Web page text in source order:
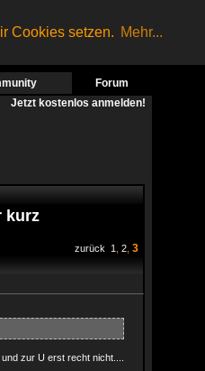
Cookies setzen. Mehr...
Forum
Jetzt kostenlos anmelden!
kurz
zurück 1 2 3
zur U erst recht nicht....